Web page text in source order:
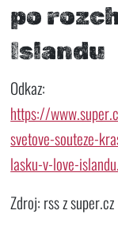
po
Islandu
Odkaz:
https://
svetove-souteze-
lasku-v-love-
Zdroj: rss z super.cz